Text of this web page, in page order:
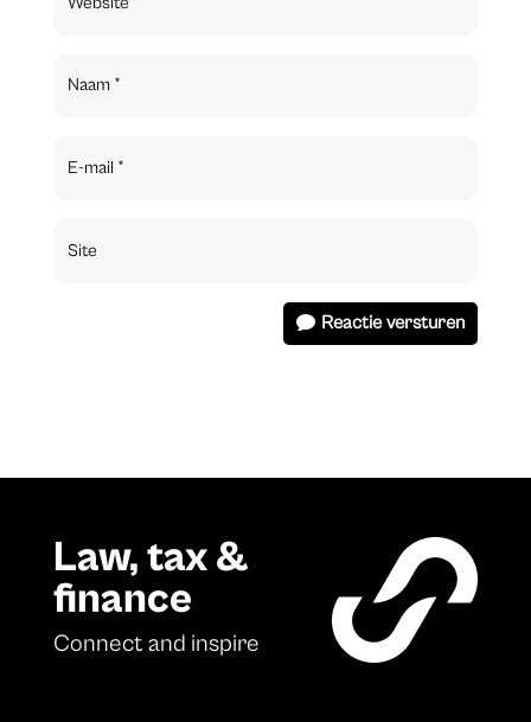
Reactie versturen
Law, tax &
finance
Connect and inspire